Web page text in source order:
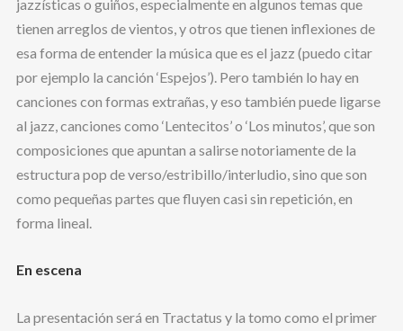
jazzísticas o guiños, especialmente en algunos temas que
tienen arreglos de vientos, y otros que tienen inflexiones de
esa forma de entender la música que es el jazz (puedo citar
por ejemplo la canción ‘Espejos’). Pero también lo hay en
canciones con formas extrañas, y eso también puede ligarse
al jazz, canciones como ‘Lentecitos’ o ‘Los minutos’, que son
composiciones que apuntan a salirse notoriamente de la
estructura pop de verso/estribillo/interludio, sino que son
como pequeñas partes que fluyen casi sin repetición, en
forma lineal.
En escena
La presentación será en Tractatus y la tomo como el primer